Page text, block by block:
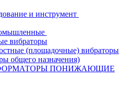
и инструмент
вибраторы
(площадочные) вибраторы
общего назначения)
ПОНИЖАЮЩИЕ